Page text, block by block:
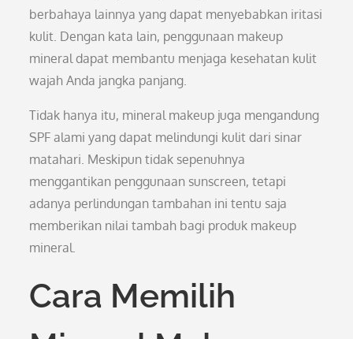
berbahaya lainnya yang dapat menyebabkan iritasi
kulit. Dengan kata lain, penggunaan makeup
mineral dapat membantu menjaga kesehatan kulit
wajah Anda jangka panjang.
Tidak hanya itu, mineral makeup juga mengandung
SPF alami yang dapat melindungi kulit dari sinar
matahari. Meskipun tidak sepenuhnya
menggantikan penggunaan sunscreen, tetapi
adanya perlindungan tambahan ini tentu saja
memberikan nilai tambah bagi produk makeup
mineral.
Cara Memilih